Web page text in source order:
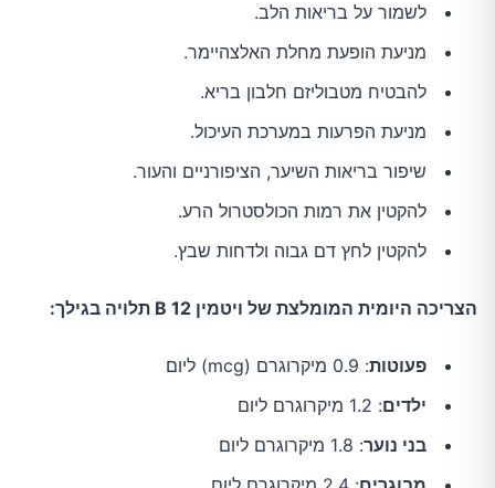
לשמור על בריאות הלב.
מניעת הופעת מחלת האלצהיימר.
להבטיח מטבוליזם חלבון בריא.
מניעת הפרעות במערכת העיכול.
שיפור בריאות השיער, הציפורניים והעור.
להקטין את רמות הכולסטרול הרע.
להקטין לחץ דם גבוה ולדחות שבץ.
הצריכה היומית המומלצת של ויטמין B 12 תלויה בגילך:
פעוטות: 0.9 מיקרוגרם (mcg) ליום
ילדים: 1.2 מיקרוגרם ליום
בני נוער: 1.8 מיקרוגרם ליום